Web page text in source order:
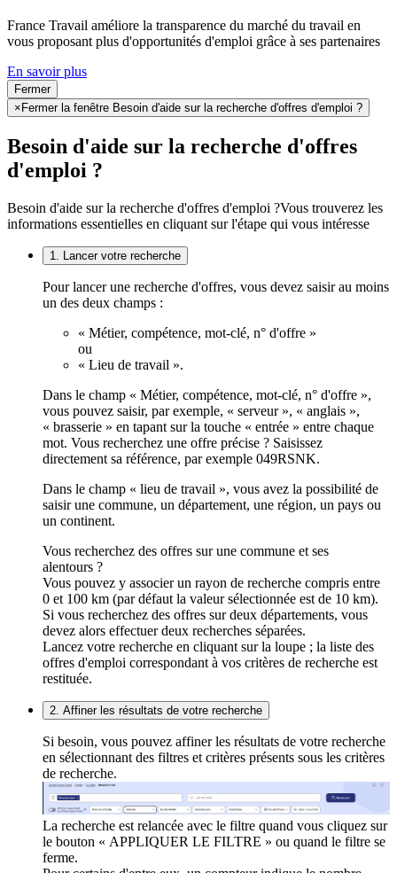
France Travail améliore la transparence du marché du travail en
vous proposant plus d'opportunités d'emploi grâce à ses partenaires
En savoir plus
Fermer
× Fermer la fenêtre Besoin d'aide sur la recherche d'offres d'emploi ?
Besoin d'aide sur la recherche d'offres
d'emploi ?
Besoin d'aide sur la recherche d'offres d'emploi ?Vous trouverez les
informations essentielles en cliquant sur l'étape qui vous intéresse
1. Lancer votre recherche
Pour lancer une recherche d'offres, vous devez saisir au moins
un des deux champs :
« Métier, compétence, mot-clé, n° d'offre »
ou
« Lieu de travail ».
Dans le champ « Métier, compétence, mot-clé, n° d'offre »,
vous pouvez saisir, par exemple, « serveur », « anglais »,
« brasserie » en tapant sur la touche « entrée » entre chaque
mot. Vous recherchez une offre précise ? Saisissez
directement sa référence, par exemple 049RSNK.
Dans le champ « lieu de travail », vous avez la possibilité de
saisir une commune, un département, une région, un pays ou
un continent.
Vous recherchez des offres sur une commune et ses
alentours ?
Vous pouvez y associer un rayon de recherche compris entre
0 et 100 km (par défaut la valeur sélectionnée est de 10 km).
Si vous recherchez des offres sur deux départements, vous
devez alors effectuer deux recherches séparées.
Lancez votre recherche en cliquant sur la loupe ; la liste des
offres d'emploi correspondant à vos critères de recherche est
restituée.
2. Affiner les résultats de votre recherche
Si besoin, vous pouvez affiner les résultats de votre recherche
en sélectionnant des filtres et critères présents sous les critères
de recherche.
La recherche est relancée avec le filtre quand vous cliquez sur
le bouton « APPLIQUER LE FILTRE » ou quand le filtre se
ferme.